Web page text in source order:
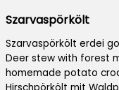
Szarvaspörkölt
Szarvaspörkölt erdei
Deer stew with forest
homemade potato